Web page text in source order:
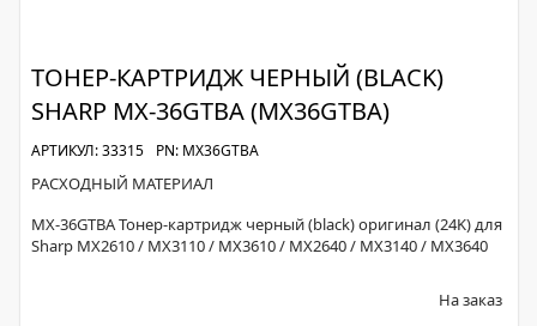
ТОНЕР-КАРТРИДЖ ЧЕРНЫЙ (BLACK)
SHARP MX-36GTBA (MX36GTBA)
АРТИКУЛ: 33315 PN: MX36GTBA
РАСХОДНЫЙ МАТЕРИАЛ
MX-36GTBA Тонер-картридж черный (black) оригинал (24K) для
Sharp MX2610 / MX3110 / MX3610 / MX2640 / MX3140 / MX3640
На заказ